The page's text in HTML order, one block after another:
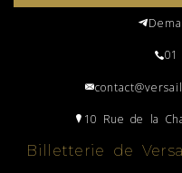
01
10 Rue de la
Billetterie de